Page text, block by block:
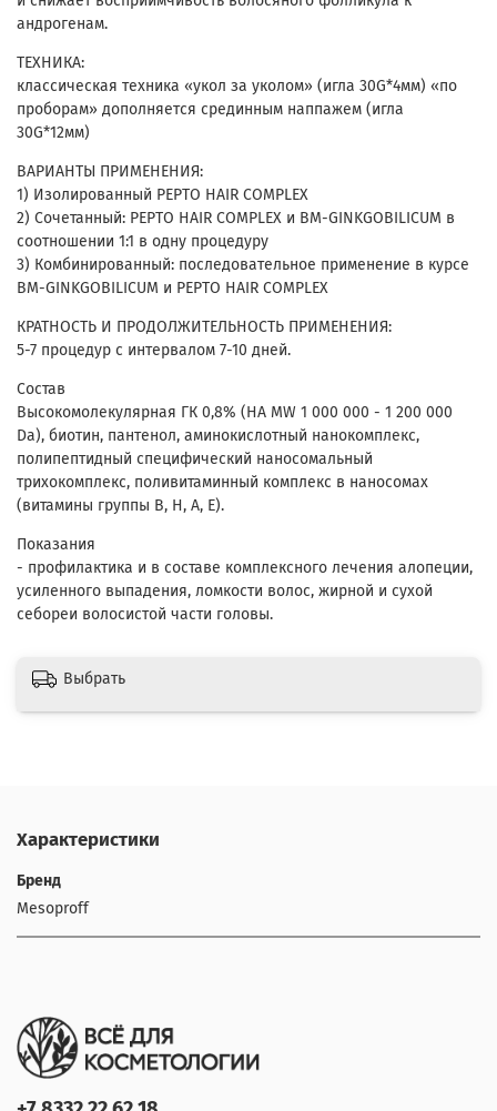
андрогенам.
ТЕХНИКА:
классическая техника «укол за уколом» (игла 30G*4мм) «по
проборам» дополняется срединным наппажем (игла
30G*12мм)
ВАРИАНТЫ ПРИМЕНЕНИЯ:
1) Изолированный PEPTO HAIR COMPLEX
2) Сочетанный: PEPTO HAIR COMPLEX и BM-GINKGOBILICUM в
соотношении 1:1 в одну процедуру
3) Комбинированный: последовательное применение в курсе
BM-GINKGOBILICUM и PEPTO HAIR COMPLEX
КРАТНОСТЬ И ПРОДОЛЖИТЕЛЬНОСТЬ ПРИМЕНЕНИЯ:
5-7 процедур с интервалом 7-10 дней.
Состав
Высокомолекулярная ГК 0,8% (HA MW 1 000 000 - 1 200 000
Da), биотин, пантенол, аминокислотный нанокомплекс,
полипептидный специфический наносомальный
трихокомплекс, поливитаминный комплекс в наносомах
(витамины группы В, Н, А, Е).
Показания
- профилактика и в составе комплексного лечения алопеции,
усиленного выпадения, ломкости волос, жирной и сухой
себореи волосистой части головы.
Выбрать
Характеристики
Бренд
Mesoproff